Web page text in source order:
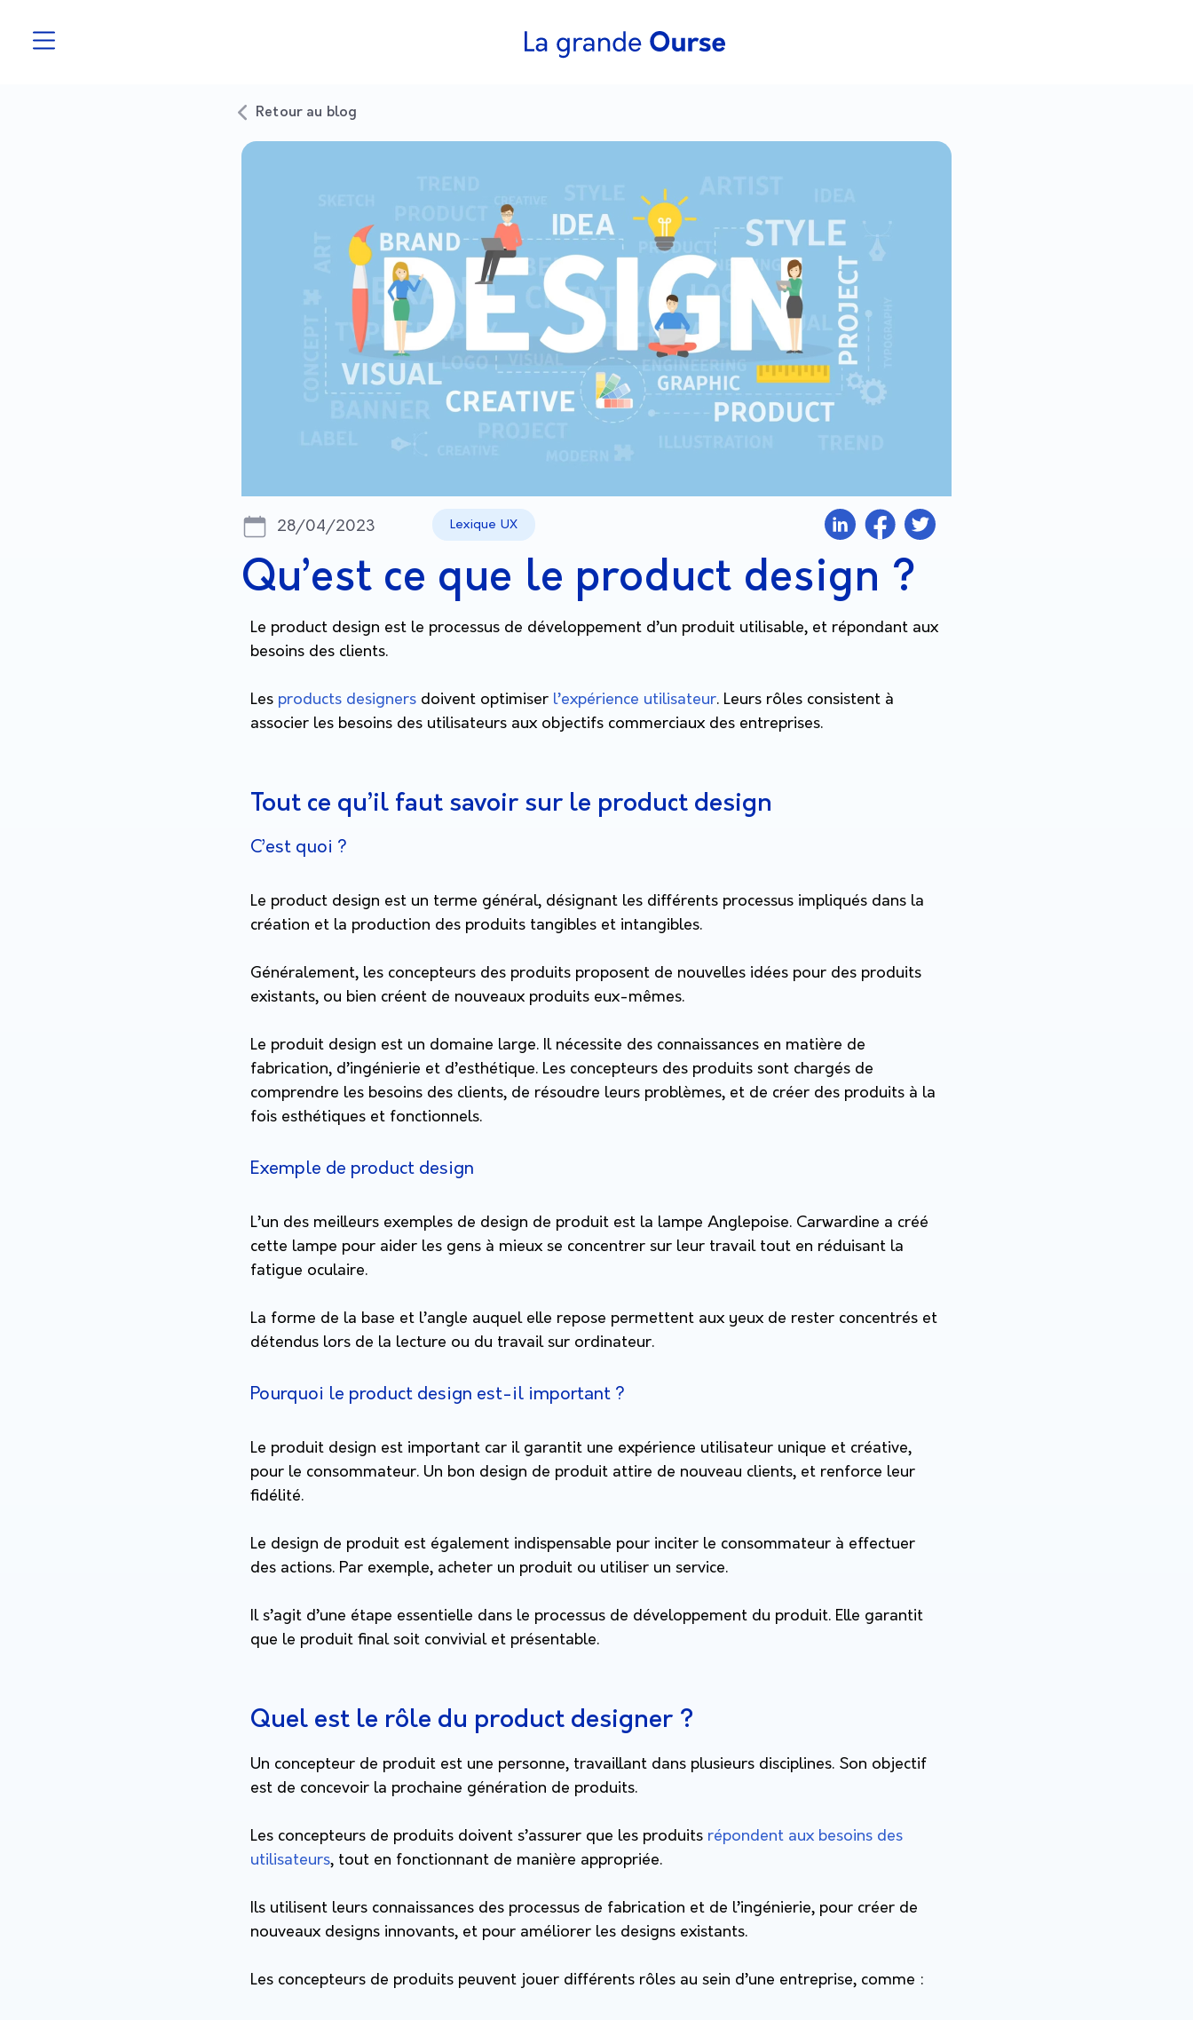
Retour au blog
28/04/2023 Lexique UX
Qu’est ce que le product design ?
Le product design est le processus de développement d’un produit utilisable, et répondant aux
besoins des clients.
Les products designers doivent optimiser l’expérience utilisateur. Leurs rôles consistent à
associer les besoins des utilisateurs aux objectifs commerciaux des entreprises.
Tout ce qu’il faut savoir sur le product design
C’est quoi ?
Le product design est un terme général, désignant les différents processus impliqués dans la
création et la production des produits tangibles et intangibles.
Généralement, les concepteurs des produits proposent de nouvelles idées pour des produits
existants, ou bien créent de nouveaux produits eux-mêmes.
Le produit design est un domaine large. Il nécessite des connaissances en matière de
fabrication, d’ingénierie et d’esthétique. Les concepteurs des produits sont chargés de
comprendre les besoins des clients, de résoudre leurs problèmes, et de créer des produits à la
fois esthétiques et fonctionnels.
Exemple de product design
L’un des meilleurs exemples de design de produit est la lampe Anglepoise. Carwardine a créé
cette lampe pour aider les gens à mieux se concentrer sur leur travail tout en réduisant la
fatigue oculaire.
La forme de la base et l’angle auquel elle repose permettent aux yeux de rester concentrés et
détendus lors de la lecture ou du travail sur ordinateur.
Pourquoi le product design est-il important ?
Le produit design est important car il garantit une expérience utilisateur unique et créative,
pour le consommateur. Un bon design de produit attire de nouveau clients, et renforce leur
fidélité.
Le design de produit est également indispensable pour inciter le consommateur à effectuer
des actions. Par exemple, acheter un produit ou utiliser un service.
Il s’agit d’une étape essentielle dans le processus de développement du produit. Elle garantit
que le produit final soit convivial et présentable.
Quel est le rôle du product designer ?
Un concepteur de produit est une personne, travaillant dans plusieurs disciplines. Son objectif
est de concevoir la prochaine génération de produits.
Les concepteurs de produits doivent s’assurer que les produits répondent aux besoins des
utilisateurs, tout en fonctionnant de manière appropriée.
Ils utilisent leurs connaissances des processus de fabrication et de l’ingénierie, pour créer de
nouveaux designs innovants, et pour améliorer les designs existants.
Les concepteurs de produits peuvent jouer différents rôles au sein d’une entreprise, comme :